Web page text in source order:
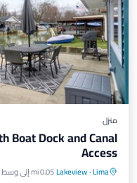
منزل
Boat Dock and Canal
Access
Lima
·
Lakeview0.05 mi إلى وسط المدينة
موقف سيارات